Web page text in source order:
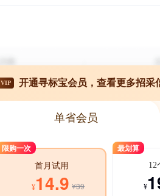
VIP 开通寻标宝会员，查看更多招采
单省会员
限购一次
首月试用
¥14.9 ¥39
最划算
12
¥